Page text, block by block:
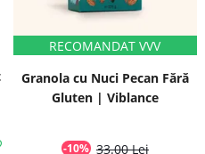
Granola cu Nuci Pecan Fără
Gluten | Viblance
-10% 33.00 Lei